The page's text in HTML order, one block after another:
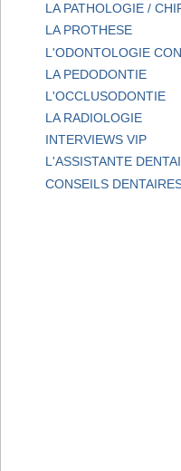
LA PATHOLOGIE /
LA PROTHESE
L'ODONTOLOGIE
LA PEDODONTIE
L'OCCLUSODONTIE
LA RADIOLOGIE
INTERVIEWS VIP
L'ASSISTANTE
CONSEILS